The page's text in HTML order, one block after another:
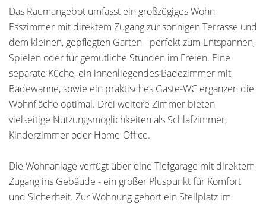
Das Raumangebot umfasst ein großzügiges Wohn-
Esszimmer mit direktem Zugang zur sonnigen Terrasse und
dem kleinen, gepflegten Garten - perfekt zum Entspannen,
Spielen oder für gemütliche Stunden im Freien. Eine
separate Küche, ein innenliegendes Badezimmer mit
Badewanne, sowie ein praktisches Gäste-WC ergänzen die
Wohnfläche optimal. Drei weitere Zimmer bieten
vielseitige Nutzungsmöglichkeiten als Schlafzimmer,
Kinderzimmer oder Home-Office.
Die Wohnanlage verfügt über eine Tiefgarage mit direktem
Zugang ins Gebäude - ein großer Pluspunkt für Komfort
und Sicherheit. Zur Wohnung gehört ein Stellplatz im